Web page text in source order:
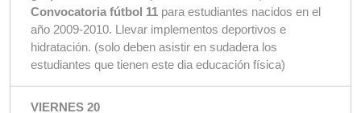
Convocatoria fútbol 11 para estudiantes nacidos en el
año 2009-2010. Llevar implementos deportivos e
hidratación. (solo deben asistir en sudadera los
estudiantes que tienen este dia educación física)
VIERNES 20